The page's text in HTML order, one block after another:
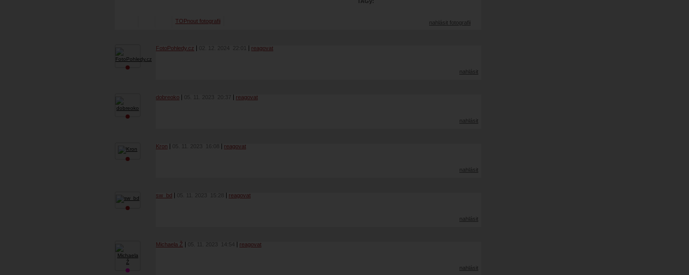
TOPnout fotografii nahlásit fotografii
FotoPohledy.cz 02. 12. 2024 22:01 reagovat
nahlásit
dobreoko 05. 11. 2023 20:37 reagovat
nahlásit
Kron 05. 11. 2023 16:08 reagovat
nahlásit
sw_bd 05. 11. 2023 15:28 reagovat
nahlásit
Michaela Ž 05. 11. 2023 14:54 reagovat
nahlásit